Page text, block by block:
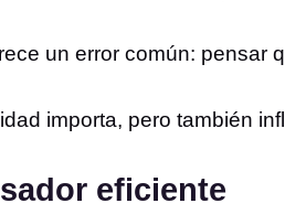
un error común: pensar
importa, pero también
eficiente